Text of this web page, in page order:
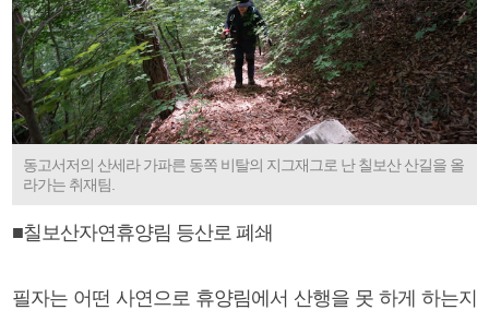
동고서저의 산세라 가파른 동쪽 비탈의 지그재그로 난 칠보산 산길을 올
라가는 취재팀.
■칠보산자연휴양림 등산로 폐쇄
필자는 어떤 사연으로 휴양림에서 산행을 못 하게 하는지